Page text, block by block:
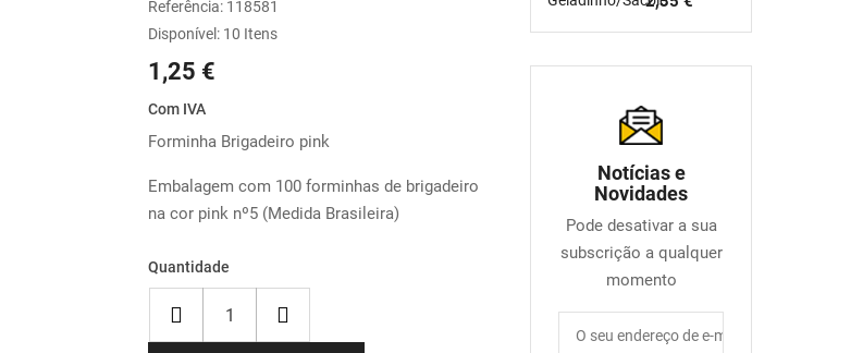
Referência: 118581
Disponível: 10 Itens
1,25 €
Com IVA
Forminha Brigadeiro pink
Embalagem com 100 forminhas de brigadeiro
na cor pink nº5 (Medida Brasileira)
Quantidade
Notícias e
Novidades
Pode desativar a sua
subscrição a qualquer
momento